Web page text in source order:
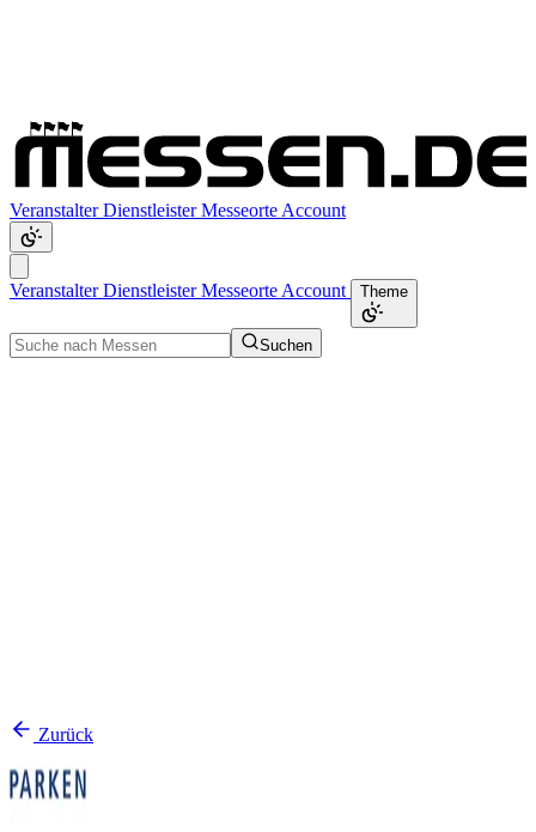
VeranstalterDienstleisterMesseorte Account
VeranstalterDienstleisterMesseorte Account Theme
Suchen
Zurück